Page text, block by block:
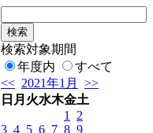
検索対象期間
年度内
すべて
<< 2021年1月
>>
日 月 火水木金土
1
2
3 4 5 6 7 8 9